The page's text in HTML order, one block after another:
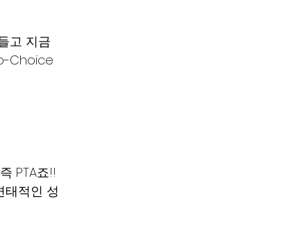
고 지금
Choice
PTA죠!!
태적인 성